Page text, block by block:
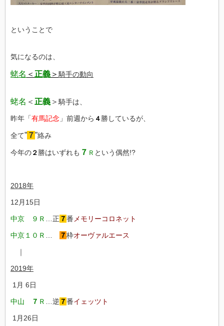
ということで
気になるのは、
蛯名 ＜ 正義 ＞ 騎手の動向
蛯名 ＜ 正義 ＞ 騎手は、
昨年「有馬記念 」前週から ４ 勝しているが、
全て” ７”絡み
今年の ２ 勝はいずれも ７ Ｒ という偶然!?
2018年
12月15日
中京 ９Ｒ …正 ７番 メモリーコロネット
中京１０Ｒ ７枠オーヴァルエース
｜
2019年
1月 6日
中山 ７ Ｒ …逆 ７番イェッツト
1月26日